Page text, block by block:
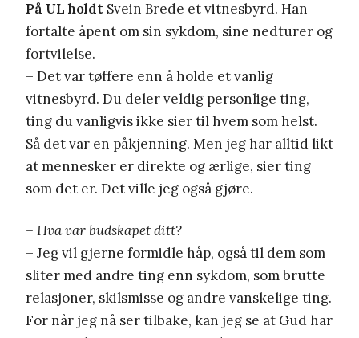
På UL holdt Svein Brede et vitnesbyrd. Han
fortalte åpent om sin sykdom, sine nedturer og
fortvilelse.
– Det var tøffere enn å holde et vanlig
vitnesbyrd. Du deler veldig personlige ting,
ting du vanligvis ikke sier til hvem som helst.
Så det var en påkjenning. Men jeg har alltid likt
at mennesker er direkte og ærlige, sier ting
som det er. Det ville jeg også gjøre.
– Hva var budskapet ditt?
– Jeg vil gjerne formidle håp, også til dem som
sliter med andre ting enn sykdom, som brutte
relasjoner, skilsmisse og andre vanskelige ting.
For når jeg nå ser tilbake, kan jeg se at Gud har